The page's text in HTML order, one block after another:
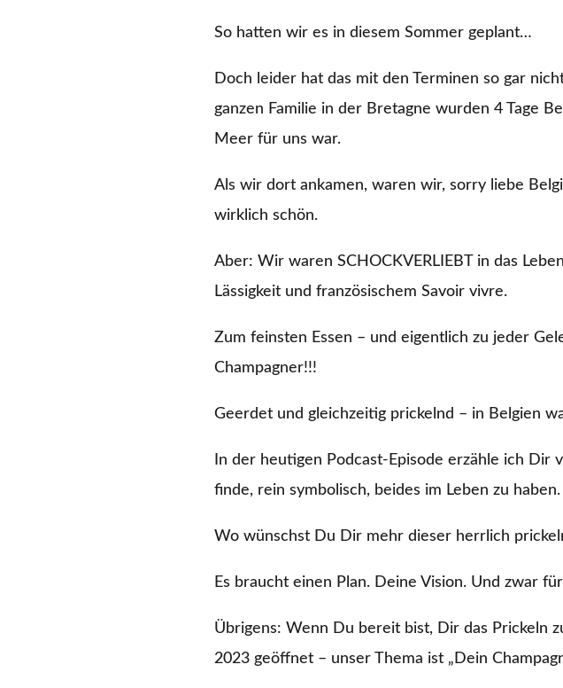
So hatten wir es in diesem Sommer geplant…
Doch leider hat das mit den Terminen so gar
ganzen Familie in der Bretagne wurden 4 Tage
Meer für uns war.
Als wir dort ankamen, waren wir, sorry liebe
wirklich schön.
Aber: Wir waren SCHOCKVERLIEBT in das
Lässigkeit und französischem Savoir vivre.
Zum feinsten Essen – und eigentlich zu jeder
Champagner!!!
Geerdet und gleichzeitig prickelnd – in Belgien
In der heutigen Podcast-Episode erzähle ich Dir
finde, rein symbolisch, beides im Leben zu haben.
Wo wünschst Du Dir mehr dieser herrlich
Es braucht einen Plan. Deine Vision. Und zwar
Übrigens: Wenn Du bereit bist, Dir das Prickeln
2023 geöffnet – unser Thema ist „Dein